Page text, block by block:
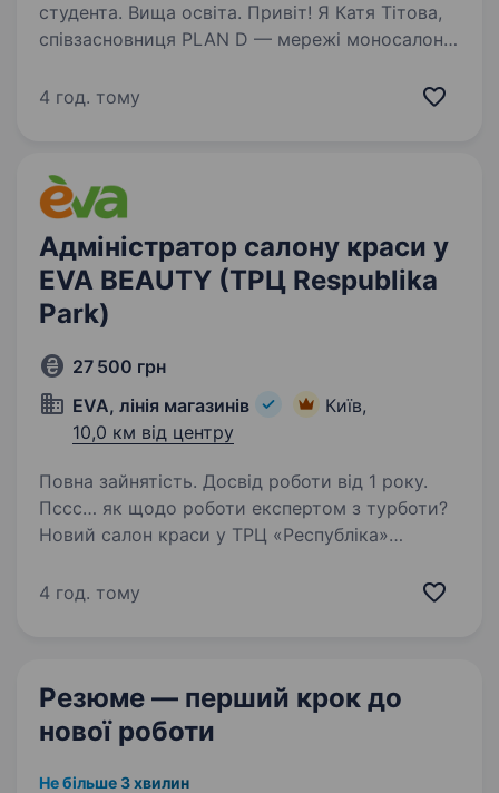
студента. Вища освіта. Привіт! Я Катя Тітова,
співзасновниця PLAN D — мережі моносалонів
клієнтів 4,9 із 5. Ми не схожі на класичні б’юті-
4 год. тому
Адміністратор салону краси у
EVA BEAUTY (ТРЦ Respublika
Park)
27 500 грн
EVA, лінія магазинів
Київ,
10,0 км від центру
Повна зайнятість. Досвід роботи від 1 року.
Пссс… як щодо роботи експертом з турботи?
Новий салон краси у ТРЦ «Республіка»
у спілкуванні з клієнтами для тебе — мастхев?
4 год. тому
Резюме — перший крок до
нової роботи
Не більше 3 хвилин